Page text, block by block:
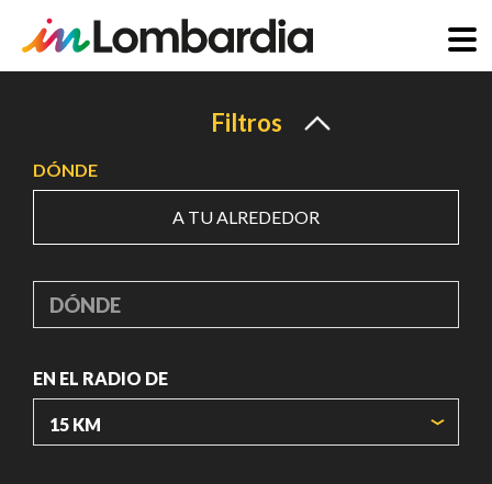
principal
Filtros
DÓNDE
A TU ALREDEDOR
DÓNDE
EN EL RADIO DE